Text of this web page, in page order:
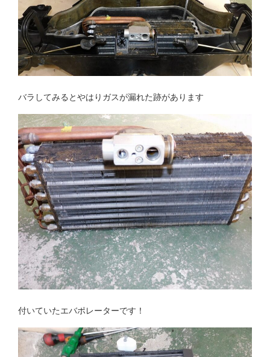
バラしてみるとやはりガスが漏れた跡があります
付いていたエバポレーターです！